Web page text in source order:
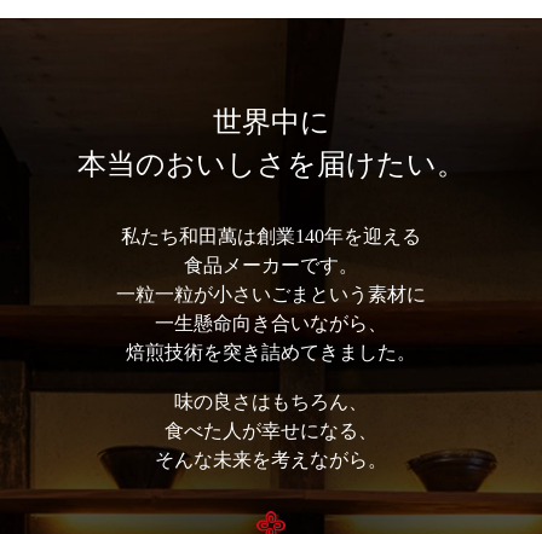
世界中に
本当のおいしさを届けたい。
私たち和⽥萬は創業140年を迎える
⾷品メーカーです。
⼀粒⼀粒が⼩さいごまという素材に
⼀⽣懸命向き合いながら、
焙煎技術を突き詰めてきました。
味の良さはもちろん、
⾷べた⼈が幸せになる、
そんな未来を考えながら。